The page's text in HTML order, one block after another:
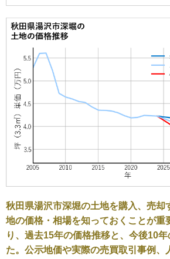
秋田県湯沢市深堀の土地を購入、売却
地の価格・相場を知っておくことが重
り、過去15年の価格推移と、今後10
た。公示地価や実際の売買取引事例、